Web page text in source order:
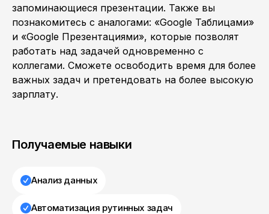
запоминающиеся презентации. Также вы
познакомитесь с аналогами: «Google Таблицами»
и «Google Презентациями», которые позволят
работать над задачей одновременно с
коллегами. Сможете освободить время для более
важных задач и претендовать на более высокую
зарплату.
Получаемые навыки
Анализ данных
Автоматизация рутинных задач